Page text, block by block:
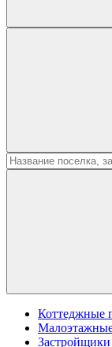
Коттеджные
Застройщики